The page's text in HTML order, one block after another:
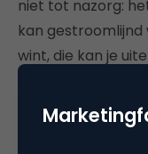
niet tot nazorg:
kan gestroomlijnd
wint, die kan je
5. Luister